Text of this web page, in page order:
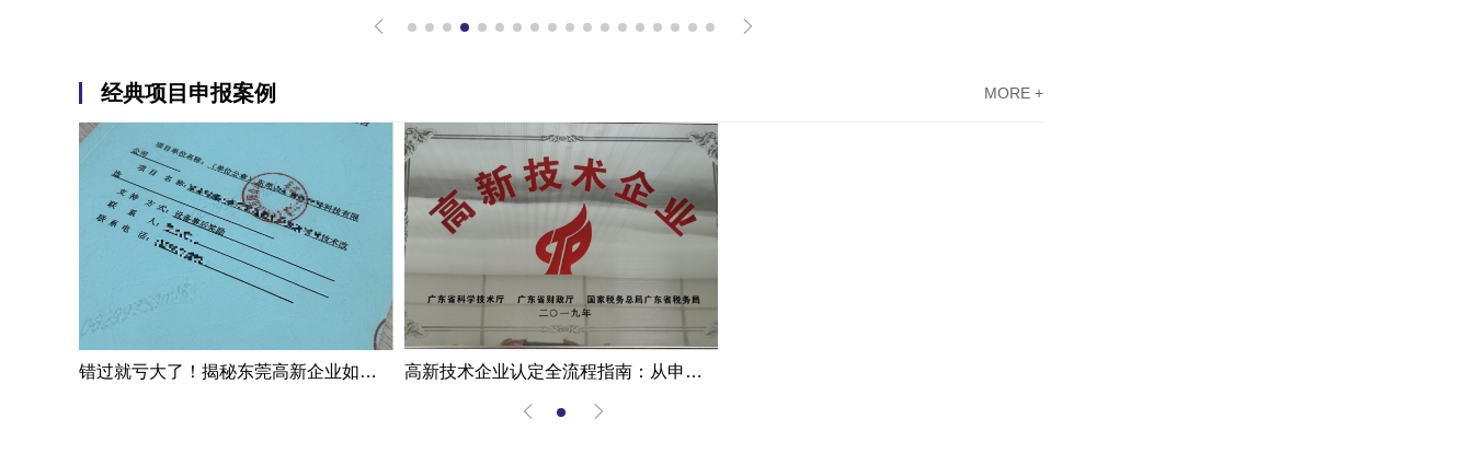
经典项目申报案例 MORE +
错过就亏大了！揭秘东莞高新企业如何轻松拿下省级技术改造项目300万补贴 高新技术企业认定全流程指南：从申报到复审的成功经验分享